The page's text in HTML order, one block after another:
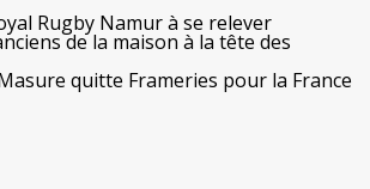
Rugby Namur à se relever
de la maison à la tête des
quitte Frameries pour la France